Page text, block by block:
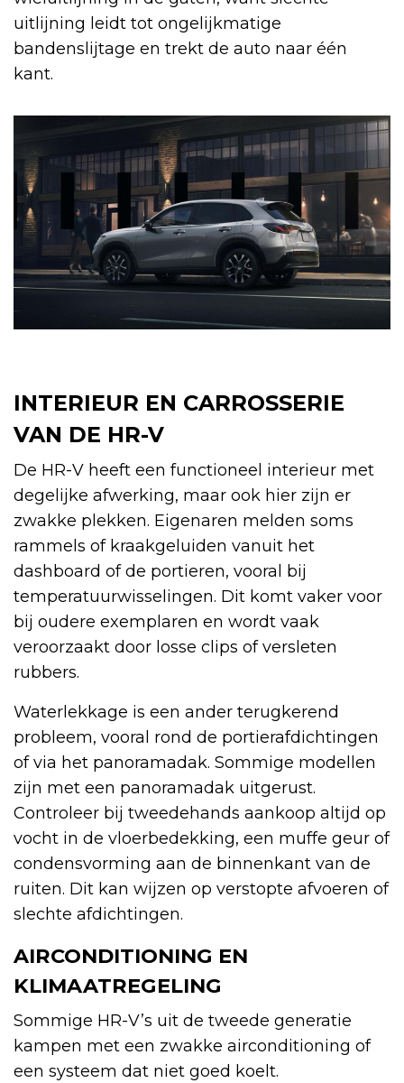
uitlijning leidt tot ongelijkmatige
bandenslijtage en trekt de auto naar één
kant.
INTERIEUR EN CARROSSERIE
VAN DE HR-V
De HR-V heeft een functioneel interieur met
degelijke afwerking, maar ook hier zijn er
zwakke plekken. Eigenaren melden soms
rammels of kraakgeluiden vanuit het
dashboard of de portieren, vooral bij
temperatuurwisselingen. Dit komt vaker voor
bij oudere exemplaren en wordt vaak
veroorzaakt door losse clips of versleten
rubbers.
Waterlekkage is een ander terugkerend
probleem, vooral rond de portierafdichtingen
of via het panoramadak. Sommige modellen
zijn met een panoramadak uitgerust.
Controleer bij tweedehands aankoop altijd op
vocht in de vloerbedekking, een muffe geur of
condensvorming aan de binnenkant van de
ruiten. Dit kan wijzen op verstopte afvoeren of
slechte afdichtingen.
AIRCONDITIONING EN
KLIMAATREGELING
Sommige HR-V’s uit de tweede generatie
kampen met een zwakke airconditioning of
een systeem dat niet goed koelt.